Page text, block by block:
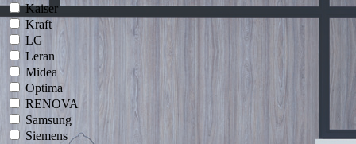
Kaiser
Kraft
LG
Leran
Midea
Optima
RENOVA
Samsung
Siemens